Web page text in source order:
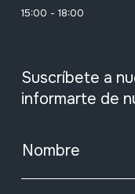
15:00 - 18:00
Suscríbete a
informarte de
Nombre